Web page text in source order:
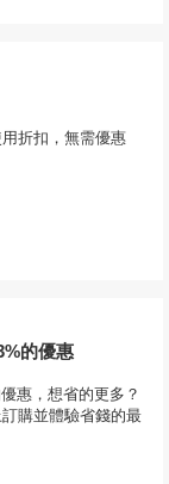
折扣，無需優惠
的優惠
惠，想省的更多？
購並體驗省錢的最